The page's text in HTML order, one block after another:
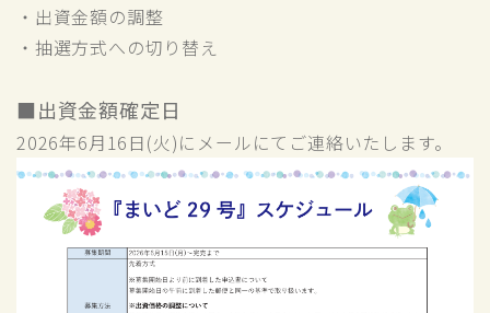
・出資金額の調整
・抽選方式への切り替え
■出資金額確定日
2026年6月16日(火)にメールにてご連絡いたします。